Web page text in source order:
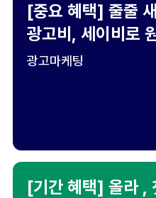
[중요 혜택] 줄줄
광고비, 세이비로
광고마케팅
[기간 혜택] 올라 ,